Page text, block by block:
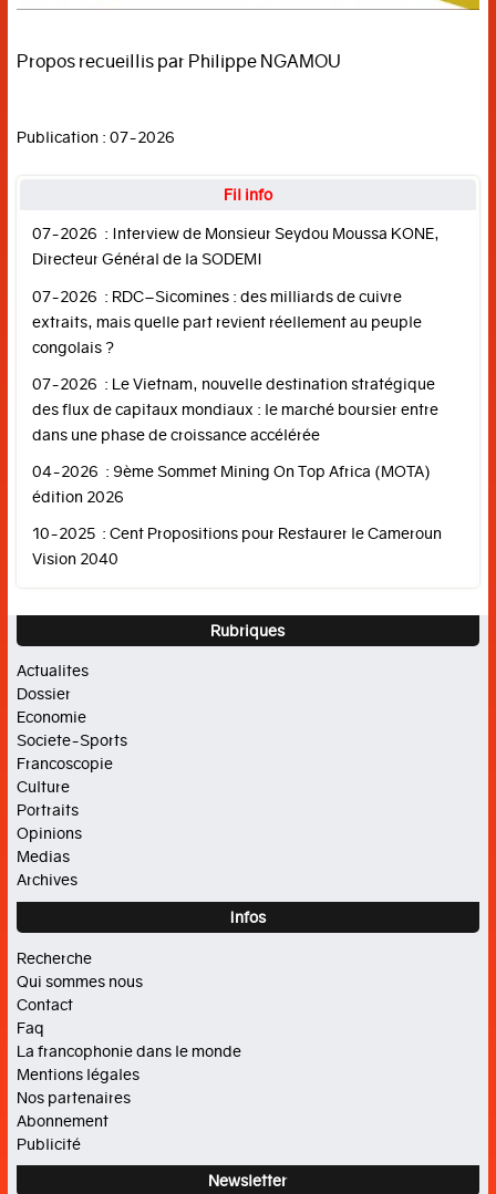
Propos recueillis par Philippe NGAMOU
Publication : 07-2026
Fil info
07-2026 : Interview de Monsieur Seydou Moussa KONE,
Directeur Général de la SODEMI
07-2026 : RDC–Sicomines : des milliards de cuivre
extraits, mais quelle part revient réellement au peuple
congolais ?
07-2026 : Le Vietnam, nouvelle destination stratégique
des flux de capitaux mondiaux : le marché boursier entre
dans une phase de croissance accélérée
04-2026 : 9ème Sommet Mining On Top Africa (MOTA)
édition 2026
10-2025 : Cent Propositions pour Restaurer le Cameroun
Vision 2040
Rubriques
Actualites
Dossier
Economie
Societe-Sports
Francoscopie
Culture
Portraits
Opinions
Medias
Archives
Infos
Recherche
Qui sommes nous
Contact
Faq
La francophonie dans le monde
Mentions légales
Nos partenaires
Abonnement
Publicité
Newsletter